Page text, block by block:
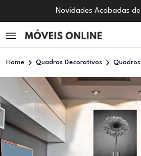
Novidades Acabadas
Home Quadros Decorativos